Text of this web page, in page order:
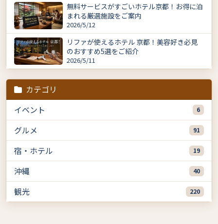
無料サービスがすごいホテル京都！お得に泊
まれる厳選施設をご案内
2026/5/12
リファが使えるホテル 京都！美容好き必見
のおすすめ5選をご紹介
2026/5/11
カテゴリ
イベント
6
グルメ 91
宿・ホテル 19
沖縄 40
観光 220